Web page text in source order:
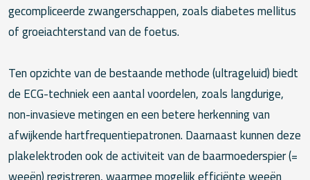
gecompliceerde zwangerschappen, zoals diabetes mellitus
of groeiachterstand van de foetus.
Ten opzichte van de bestaande methode (ultrageluid) biedt
de ECG-techniek een aantal voordelen, zoals langdurige,
non-invasieve metingen en een betere herkenning van
afwijkende hartfrequentiepatronen. Daarnaast kunnen deze
plakelektroden ook de activiteit van de baarmoederspier (=